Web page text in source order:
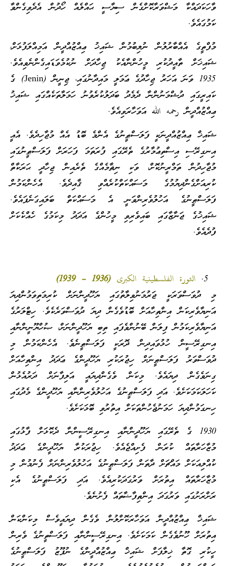
ވާހަކަދައްކާ މަޝްވަރާކޮށްގެން ސިޔާސީ ޙައްލެއް ހޯދުން އެދެވިގެންވާ
ކަމުގައެވެ.
މުފްތީގެ އެއްބާރުލުން ނުލިބުމުން ޝައިޚު ޢިއްޒުއްދީން އަމިއްލަފުޅަށް،
ޝައިޚަށް ތާއީދުކުރި މީހުންނާއެކު ޖިހާދަށް ނުކުމެވަޑައިގެންނެވިއެވެ.
1935 ވަނަ އަހަރު ޖިހާދުގެ ޢަމަލީ މައިދާނުގައި، ޖިނީން (Jenin) ގެ
ކައިރީގައި ދުޝްމަނުންނާ ދެމެދު ބަދަލުކުރެވުނު ހަމަލާތަކެއްގައި ޝައިޚު
ޢިއްޒުއްދީން رحمه الله އަވަހާރަވިއެވެ.
ޝައިޚް ޢިއްޒުއްދީނަކީ ފަލަސްޠީނުގެ އެންމެ ބޮޑު އެއް މުޖާހިދެވެ. އެއީ
އިނގިރޭސި އިސްތިޢުމާރުގެ ތެރޭގައި ފުރަތަމަ ފަހަރަށް ފަލަސްޠީނުގައި
މުޖާހިދުން ތަމްރީނުކޮށް، ވަކި ނިޡާމެއްގެ ތެރެއިން ޖިހާދީ ޙަރަކާތް
ކުރިއަށްގެންދިޔުމުގެ މަސައްކަތްކުރެއްވި ޤާއިދެވެ. އެހެންކަމުން
ފަލަސްޠީނުގެ އަހުލުވެރިންވަނީ އެ މަސައްކަތް ބަލައިގަނެފައެވެ.
ޝައިޚުގެ ޖަނާޒާގައި ބައިވެރިވި މީހުންގެ އަދަދު މިކަމުގެ ހެއްކެކަށް
ފުދެއެވެ.
الثورة الفلسطينية الكبرى (1936 – 1939)
މި ދުވަސްވަރަކީ ޖަރުމަނުވިލާތުގައި ޔަހޫދީންނަށް ކުރިމަތިވަމުންދިޔަ
އަނިޔާވެރިކަން އިންތިހާއަށް ބޮޑުވެގެން ދިޔަ ދުވަސްވަރެކެވެ. ހިޓްލަރުގެ
އަނިޔާވެރިކަމުން ފިލަން ބޭނުންވެފައި ތިބި ޔަހޫދީންނަށް، ޞުހްޔޫނީންނާއި
އިނގިރޭސީން ހުޅުވައިދިން ދޮރަކީ ފަލަސްޠީނެވެ. އެހެންކަމުން މި
ދުވަސްވަރު ފަލަސްޠީނަށް ހިޖުރަކުރި ޔަހޫދީންގެ ޢަދަދު އިންތިހާއަށް
ގިނަވެގެން ދިޔައެވެ. މިކަން ވެގެންދިޔައީ އަލިފާނަށް ދަރުއެޅުން
ކަހަލަކަމަކަށެވެ. އަދި ފަލަސްޠީނުގެ އަހުލުވެރިންނާއި ޔަހޫދީންގެ މެދުގައި
ހިނގަމުންދިޔަ ހަމަނުޖެހުންތަކަށް އިތުރުވި ބޮޅަކަށެވެ.
1930 ގެ ތެރޭގައި ޔަހޫދީންނާއި އިނގިރޭސީންނާ ދެކޮޅަށް ފާޅުގައި
މުޒާހަރާތައް ކުރަން ފެށިއްޖެއެވެ. ހިޖުރަކުރާ ޔަހޫދީންގެ ޢަދަދު
ކުއްލިއަކަށް މައްޗަށް ދާތަން ފަލަސްޠީނުގެ އަހުލުވެރިންނަށް ފެނުމުން މި
މުޒާހަރާތައް އިތުރަށް ވަރުގަދަކުރިއެވެ. އަދި ފަލަސްޠީނުގެ އެކި
ރަށްރަށުގައި ވަރުގަދަ އިންތިފާޟާތައް ފެށުނެވެ.
ޝައިޚް ޢިއްޒުއްދީން އަވަހާރަކޮށްލުން ވެގެން ދިޔައީވެސް މިކަންކަން
އިތުރަށް ހޫނުވެގެން ކަމަކަށެވެ. އިނގިރޭސީންނާއި ފަލަސްތީނުގެ ވެރިން
ހީކުރި ގޮތާ ޚިލާފަށް ޝައިޚް ޢިއްޒުއްދީންގެ ނުފޫޒު ފަލަސްޠީނުގެ